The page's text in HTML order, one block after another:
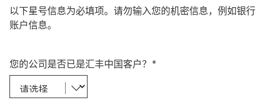
以下星号信息为必填项。请勿输入您的机密信息，例如银行
账户信息。
您的公司是否已是汇丰中国客户？*